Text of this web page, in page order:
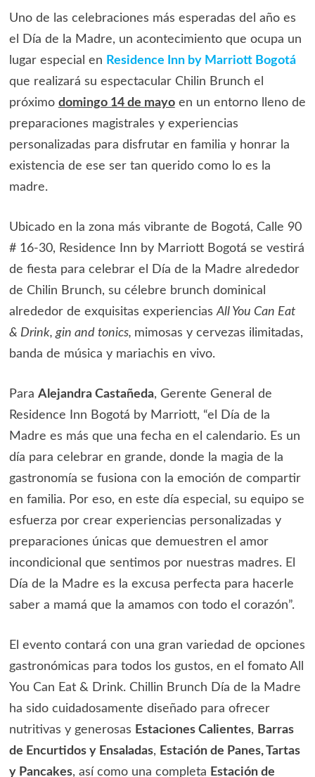
Uno de las celebraciones más esperadas del año es
el Día de la Madre, un acontecimiento que ocupa un
lugar especial en Residence Inn by Marriott Bogotá
que realizará su espectacular Chilin Brunch el
próximo domingo 14 de mayoen un entorno lleno de
preparaciones magistrales y experiencias
personalizadas para disfrutar en familia y honrar la
existencia de ese ser tan querido como lo es la
madre.
Ubicado en la zona más vibrante de Bogotá, Calle 90
# 16-30, Residence Inn by Marriott Bogotá se vestirá
de fiesta para celebrar el Día de la Madre alrededor
de Chilin Brunch, su célebre brunch dominical
alrededor de exquisitas experienciasAll You Can Eat
& Drink, gin and tonics, mimosas y cervezas ilimitadas,
banda de música y mariachis en vivo.
Para Alejandra Castañeda, Gerente General de
Residence Inn Bogotá by Marriott, “el Día de la
Madre es más que una fecha en el calendario. Es un
día para celebrar en grande, donde la magia de la
gastronomía se fusiona con la emoción de compartir
en familia. Por eso, en este día especial, su equipo se
esfuerza por crear experiencias personalizadas y
preparaciones únicas que demuestren el amor
incondicional que sentimos por nuestras madres. El
Día de la Madre es la excusa perfecta para hacerle
saber a mamá que la amamos con todo el corazón”.
El evento contará con una gran variedad de opciones
gastronómicas para todos los gustos, en el fomato All
You Can Eat & Drink. Chillin Brunch Día de la Madre
ha sido cuidadosamente diseñado para ofrecer
nutritivas y generosas Estaciones Calientes, Barras
de Encurtidos y Ensaladas, Estación de Panes, Tartas
y Pancakes, así como una completa Estación de